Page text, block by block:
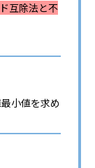
互除法と不
小値を求め